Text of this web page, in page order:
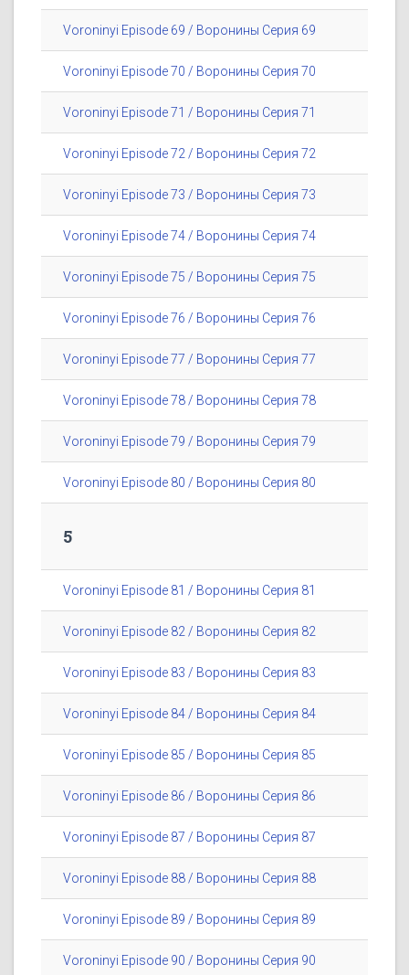
Voroninyi Episode 69 / Воронины Серия 69
Voroninyi Episode 70 / Воронины Серия 70
Voroninyi Episode 71 / Воронины Серия 71
Voroninyi Episode 72 / Воронины Серия 72
Voroninyi Episode 73 / Воронины Серия 73
Voroninyi Episode 74 / Воронины Серия 74
Voroninyi Episode 75 / Воронины Серия 75
Voroninyi Episode 76 / Воронины Серия 76
Voroninyi Episode 77 / Воронины Серия 77
Voroninyi Episode 78 / Воронины Серия 78
Voroninyi Episode 79 / Воронины Серия 79
Voroninyi Episode 80 / Воронины Серия 80
5
Voroninyi Episode 81 / Воронины Серия 81
Voroninyi Episode 82 / Воронины Серия 82
Voroninyi Episode 83 / Воронины Серия 83
Voroninyi Episode 84 / Воронины Серия 84
Voroninyi Episode 85 / Воронины Серия 85
Voroninyi Episode 86 / Воронины Серия 86
Voroninyi Episode 87 / Воронины Серия 87
Voroninyi Episode 88 / Воронины Серия 88
Voroninyi Episode 89 / Воронины Серия 89
Voroninyi Episode 90 / Воронины Серия 90